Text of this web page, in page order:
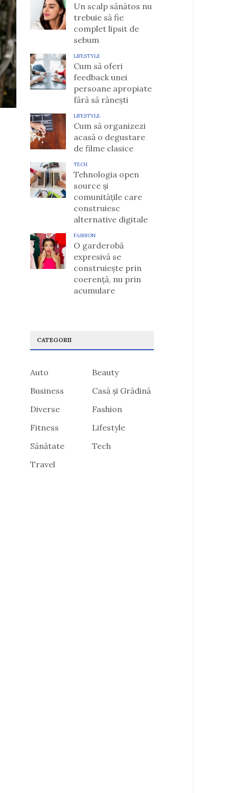
Un scalp sănătos nu
trebuie să fie
complet lipsit de
sebum
LIFESTYLE
Cum să oferi
feedback unei
persoane apropiate
fără să rănești
LIFESTYLE
Cum să organizezi
acasă o degustare
de filme clasice
TECH
Tehnologia open
source și
comunitățile care
construiesc
alternative digitale
FASHION
O garderobă
expresivă se
construiește prin
coerență, nu prin
acumulare
CATEGORII
Auto
Beauty
Business
Casă și Grădină
Diverse
Fashion
Fitness
Lifestyle
Sănătate
Tech
Travel